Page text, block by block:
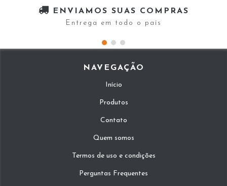
ENVIAMOS SUAS COMPRAS
Entrega em todo o país
NAVEGAÇÃO
Início
Produtos
Contato
Quem somos
Termos de uso e condições
Perguntas Frequentes